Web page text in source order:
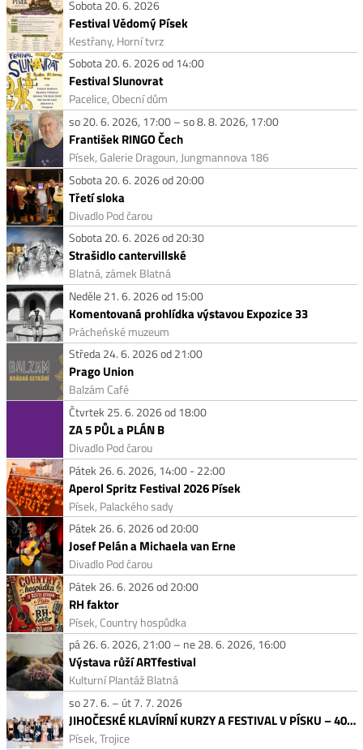
Sobota 20. 6. 2026
Festival Vědomý Písek
Kestřany, Horní tvrz
Sobota 20. 6. 2026 od 14:00
Festival Slunovrat
Pacelice, Obecní dům
so 20. 6. 2026, 17:00 – so 8. 8. 2026, 17:00
František RINGO Čech
Písek, Galerie Dragoun, Jungmannova 186
Sobota 20. 6. 2026 od 20:00
Třetí sloka
Divadlo Pod čarou
Sobota 20. 6. 2026 od 20:30
Strašidlo cantervillské
Blatná, zámek Blatná
Neděle 21. 6. 2026 od 15:00
Komentovaná prohlídka výstavou Expozice 33
Prácheňské muzeum
Středa 24. 6. 2026 od 21:00
Prago Union
Balzám Café
Čtvrtek 25. 6. 2026 od 18:00
ZA 5 PŮL a PLÁN B
Divadlo Pod čarou
Pátek 26. 6. 2026, 14:00 - 22:00
Aperol Spritz Festival 2026 Písek
Písek, Palackého sady
Pátek 26. 6. 2026 od 20:00
Josef Pelán a Michaela van Erne
Divadlo Pod čarou
Pátek 26. 6. 2026 od 20:00
RH faktor
Písek, Country hospůdka
pá 26. 6. 2026, 21:00 – ne 28. 6. 2026, 16:00
Výstava růží ARTfestival
Kulturní Plantáž Blatná
so 27. 6. – út 7. 7. 2026
JIHOČESKÉ KLAVÍRNÍ KURZY A FESTIVAL V PÍSKU – 40. ROČNÍK
Písek, Trojice